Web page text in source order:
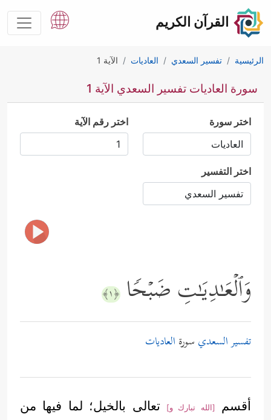
القرآن الكريم
الرئيسية تفسير السعدي العاديات الآية 1
سورة العاديات تفسير السعدي الآية 1
اختر سورة اختر رقم الآية
اختر التفسير
وَٱلۡعَـٰدِیَـٰتِ ضَبۡحࣰا ﴿١﴾
تفسير السعدي سورة العاديات
أقسم [الله تبارك و]
تعالى بالخيل؛ لما فيها من